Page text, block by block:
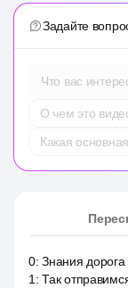
Задайте
Что вас
О чем это
Какая
0:Знания дорога
1 :Так